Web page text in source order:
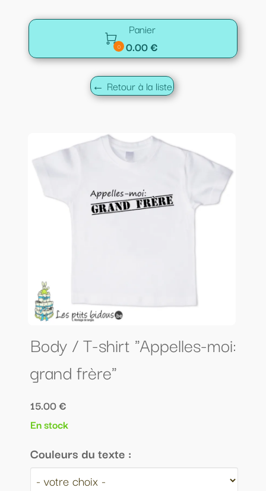

0
Panier
0.00 €
← Retour à la liste
Body / T-shirt "Appelles-moi:
grand frère"
15.00 €
En stock
Couleurs du texte :